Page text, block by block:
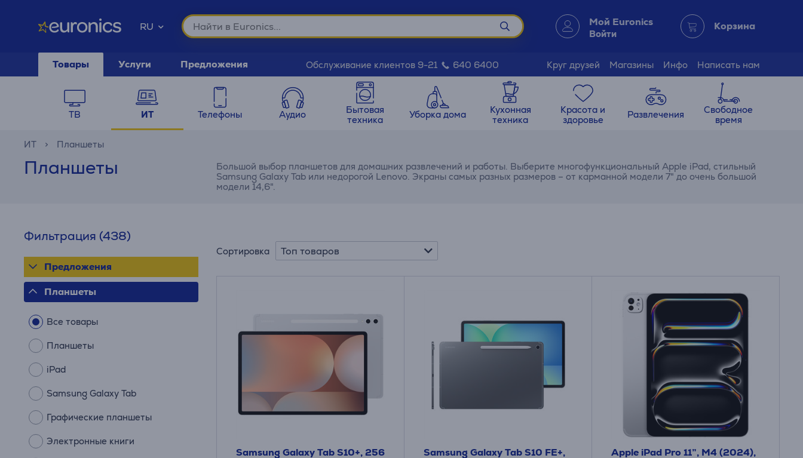
RU Мой Euronics
Войти
Корзина
Товары Услуги Предложения Обслуживание клиентов 9-21 640 6400 Круг друзей Магазины Инфо Написать нам
ТВ ИТ Телефоны Аудио
Бытовая
техника
Уборка дома
Кухонная
техника
Красота и
здоровье
Развлечения
Свободное
время
ИТ Планшеты
Планшеты
Большой выбор планшетов для домашних развлечений и работы. Выберите многофункциональный Apple iPad, стильный
Samsung Galaxy Tab или недорогой Lenovo. Экраны самых разных размеров – от карманной модели 7" до очень большой
модели 14,6".
Фильтрация (438)
Предложения
Планшеты
Все товары
Планшеты
iPad
Samsung Galaxy Tab
Графические планшеты
Электронные книги
Сортировка Топ товаров
Samsung Galaxy Tab S10+, 256
Samsung Galaxy Tab S10 FE+,
Apple iPad Pro 11”, M4 (2024),